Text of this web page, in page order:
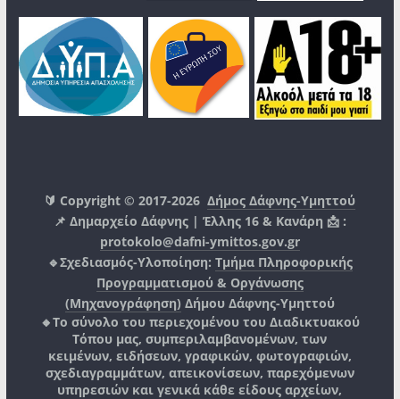
🔰 Copyright © 2017-2026Δήμος Δάφνης-Υμηττού
📌 Δημαρχείο Δάφνης | Έλλης 16 & Κανάρη 📩 :
protokolo@dafni-ymittos.gov.gr
🔹Σχεδιασμός-Υλοποίηση: Τμήμα Πληροφορικής
Προγραμματισμού & Οργάνωσης
(Μηχανογράφηση) Δήμου Δάφνης-Υμηττού
🔸Το σύνολο του περιεχομένου του Διαδικτυακού
Τόπου μας, συμπεριλαμβανομένων, των
κειμένων, ειδήσεων, γραφικών, φωτογραφιών,
σχεδιαγραμμάτων, απεικονίσεων, παρεχόμενων
υπηρεσιών και γενικά κάθε είδους αρχείων,